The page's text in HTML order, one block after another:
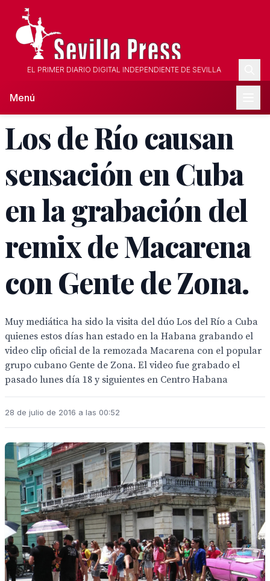
EL PRIMER DIARIO DIGITAL INDEPENDIENTE DE SEVILLA
Menú
Los de Río causan
sensación en Cuba
en la grabación del
remix de Macarena
con Gente de Zona.
Muy mediática ha sido la visita del dúo Los del Río a Cuba
quienes estos días han estado en la Habana grabando el
video clip oficial de la remozada Macarena con el popular
grupo cubano Gente de Zona. El video fue grabado el
pasado lunes día 18 y siguientes en Centro Habana
28 de julio de 2016 a las 00:52